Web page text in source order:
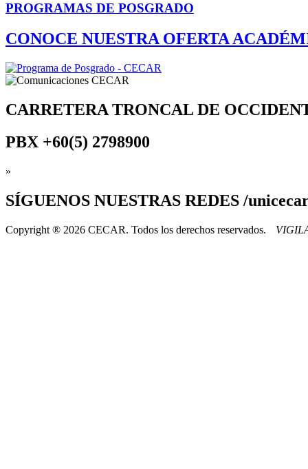
PROGRAMAS DE POSGRADO
CONOCE NUESTRA OFERTA
CARRETERA TRONCAL DE
PBX +60(5) 2798900
»
SÍGUENOS NUESTRAS REDES /
Copyright ® 2026 CECAR. Todos los derechos reservados.